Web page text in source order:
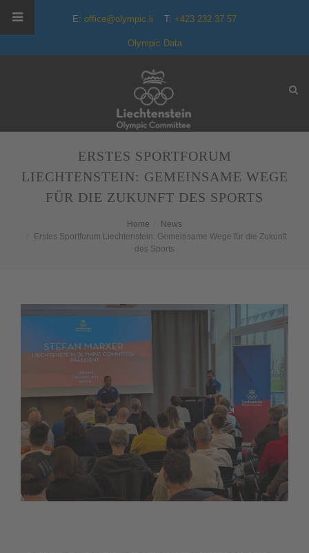
E: office@olympic.li T: +423 232 37 57
Olympic Data
ERSTES SPORTFORUM
LIECHTENSTEIN: GEMEINSAME WEGE
FÜR DIE ZUKUNFT DES SPORTS
Home
News
Erstes Sportforum Liechtenstein: Gemeinsame Wege für die Zukunft
des Sports